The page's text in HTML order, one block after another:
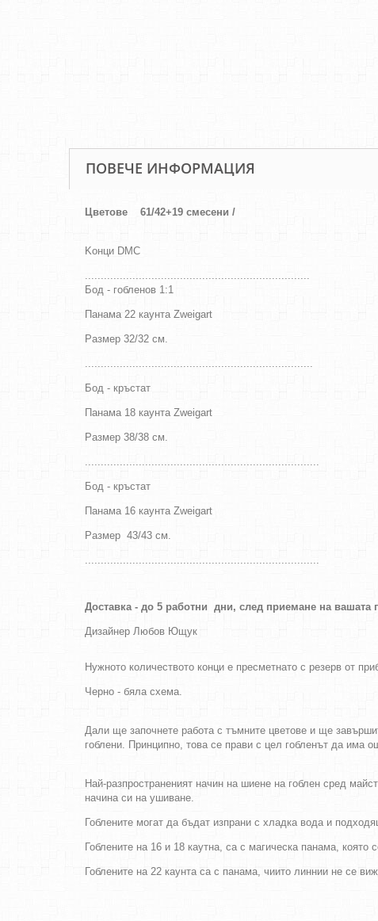
ПОВЕЧЕ ИНФОРМАЦИЯ
Цветове 61/42+19 смесени /
Kонци DMC
.......................................................................
Бод - гобленов 1:1
Панама 22 каунта Zweigart
Размер 32/32 см.
........................................................................
Бод - кръстат
Панама 18 каунта Zweigart
Размер 38/38 см.
..........................................................................
Бод - кръстат
Панама 16 каунта Zweigart
Размер 43/43 см.
..........................................................................
Доставка - до 5 работни дни, след приемане на
Дизайнер Любов Ющук
Нужното количеството конци е пресметнато с резерв от
Черно - бяла схема.
Дали ще започнете работа с тъмните цветове и ще
гоблени. Принципно, това се прави с цел гобленът да има
Най-разпространеният начин на шиене на гоблен сред
начина си на ушиване.
Гоблените могат да бъдат изпрани с хладка вода и
Гоблените на 16 и 18 каутна, са с магическа панама, която
Гоблените на 22 каунта са с панама, чиито линнии не се